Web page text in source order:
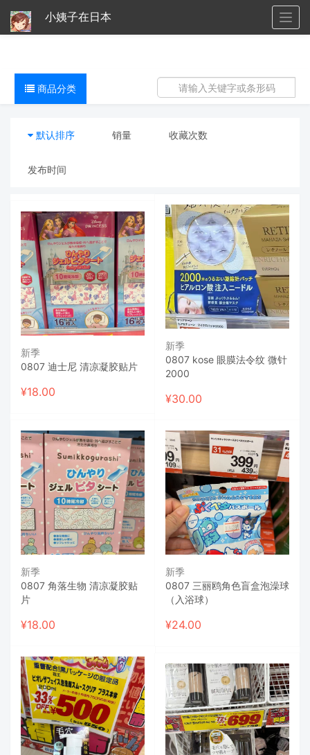
小姨子在日本
商品分类
默认排序 销量 收藏次数
发布时间
新季
0807 迪士尼 清凉凝胶贴片
¥18.00
新季
0807 kose 眼膜法令纹 微针
2000
¥30.00
新季
0807 角落生物 清凉凝胶贴
片
¥18.00
新季
0807 三丽鸥角色盲盒泡澡球
（入浴球）
¥24.00